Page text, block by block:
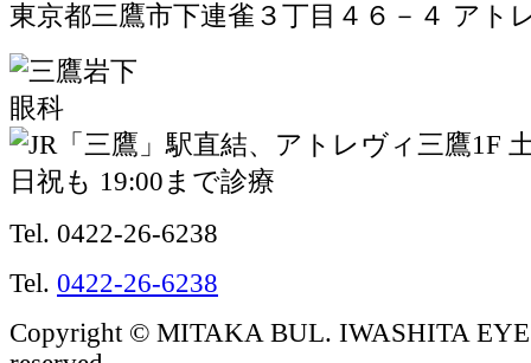
東京都三鷹市下連雀３丁目４６－４ アト
Tel. 0422-26-6238
Tel. 0422-26-6238
Copyright © MITAKA BUL. IWASHITA